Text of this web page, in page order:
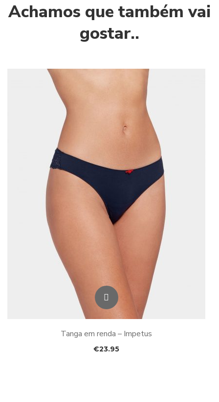
Achamos que também vai
gostar..
Tanga em renda – Impetus
€23.95